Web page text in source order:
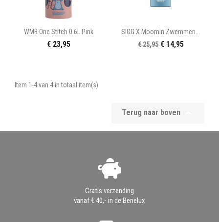
WMB One Stitch 0.6L Pink
€ 23,95
SIGG X Moomin Zwemmen...
€ 25,95 € 14,95
Item 1-4 van 4 in totaal item(s)
Terug naar boven
Gratis verzending
vanaf € 40,- in de Benelux